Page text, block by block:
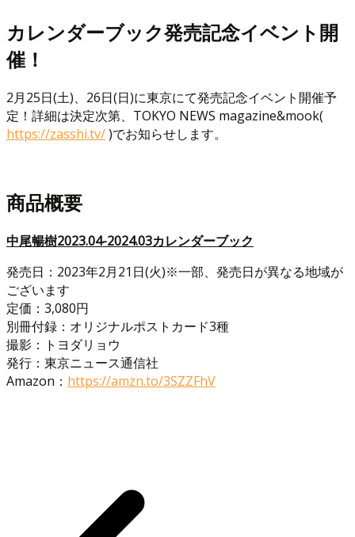
カレンダーブック発売記念イベント開
催！
2月25日(土)、26日(日)に東京にて発売記念イベント開催予
定！詳細は決定次第、TOKYO NEWS magazine&mook(
https://zasshi.tv/)でお知らせします。
商品概要
中尾暢樹2023.04-2024.03カレンダーブック
発売日：2023年2月21日(火)※一部、発売日が異なる地域が
ございます
定価：3,080円
別冊付録：オリジナルポストカード3種
撮影：トヨダリョウ
発行：東京ニュース通信社
Amazon： https://amzn.to/3SZZFhV